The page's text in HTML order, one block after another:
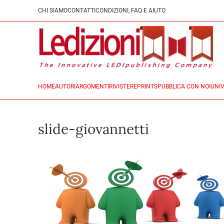
CHI SIAMOCONTATTI CONDIZIONI, FAQ E AIUTO
HOMEAUTORI ARGOMENTI RIVISTEREPRINTSPUBBLICA CON NOI
slide-giovannetti